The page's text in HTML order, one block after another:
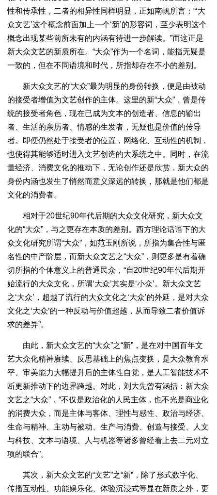
性和传承性，二者的相异性同样明显，正如南帆所言：“‘大
众文艺’这个概念前面加上一个‘新’的形容词，至少表明这个
概念出现某些前所未有的内涵有待进一步解读。”而这正是
新大众文艺的新质所在。“大众”作为一个名词，能指无疑是
一致的，但在不同语境和时代，所指却存在不小的差别。
新大众文艺的“大众”最为明显的身份转换，便是由被动
的接受者增值为文艺创作的主体。这里的新“大众”，曾是传
统的接受者角色，现在已成为文本的创造者、信息的输出
者、生活的亲历者、情感的生发者，无疑也是价值的传导
者。即便仍然处于接受者的位置，网络化、互动性的机制，
也使得其能够适时进入文艺创造的大系统之中。同时，在流
量经济、消费文化的推动下，无论创作还是欣赏，新大众的
身份内涵也发生了悄然而意义深远的转换，那就是他们都是
文化的消费者。
相对于20世纪90年代后期的大众文化研究，新大众文
化的“大众”，与之更存在本质的差别。西方理论话语下的大
众文化研究所谓“大众”，如范玉刚所说，所指为集合性与匿
名性的中产阶层，而新大众文艺之“大众”，则更多是有着确
切所指的个体意义上的普通民众，“自20世纪90年代后期开
始流行的大众文化，所谓‘大众’其实是‘小众’。新大众文艺
之‘大众’，超越了流行的大众文化之‘大众’的外延，是对大众
文化之‘大众’的一种反动与价值超越，从而导致二者价值诉
求的差异”。
由此，新大众文艺的“大众”之“新”，是在对中国百年文
艺大众化精神赓续、反思基础上的焦点变换，是大众教育水
平、审美能力大幅提升后的主体性自觉，是人工智能技术不
断更新推动下的边界跨越。对此，刘大先曾有涵括：新大众
文艺之“大众”，“不仅是政治化的人民主体，也不光是商业化
的消费大众，而是主体与客体、理性与感性、政治与经济、
生命与精神、主动与被动、生产与消费、创造与接受、人文
与科技、文本与语境、人与机器等诸多曾经看上去二元对立
项的联合”。
其次，新大众文艺的“文艺”之“新”，除了形式数字化、
传播互动性、功能娱乐化、体验沉浸式等显在新质之外，更